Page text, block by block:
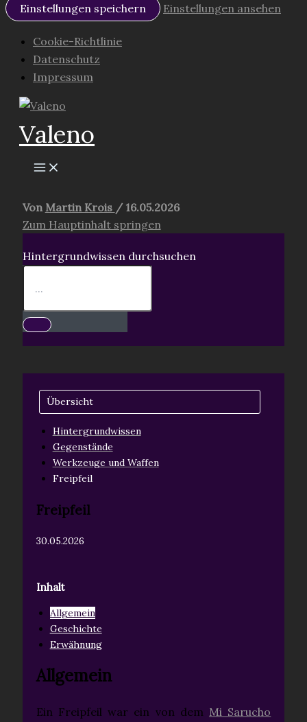
Einstellungen speichern
Einstellungen ansehen
Cookie-Richtlinie
Datenschutz
Impressum
Zum
Inhalt
springen
Valeno
Von Martin Krois / 16.05.2026
Zum Hauptinhalt springen
Hintergrundwissen durchsuchen
Übersicht
Hintergrundwissen
Gegenstände
Werkzeuge und Waffen
Freipfeil
Freipfeil
30.05.2026
Inhalt
Allgemein
Geschichte
Erwähnung
Allgemein
Ein Freipfeil war ein von dem Mi Sarucho